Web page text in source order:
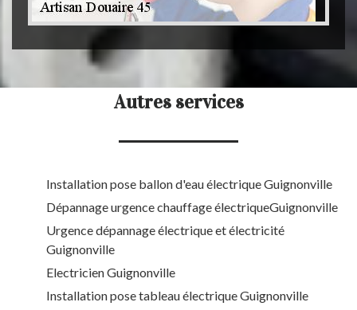
Autres services
Installation pose ballon d'eau électrique Guignonville
Dépannage urgence chauffage électriqueGuignonville
Urgence dépannage électrique et électricité
Guignonville
Electricien Guignonville
Installation pose tableau électrique Guignonville